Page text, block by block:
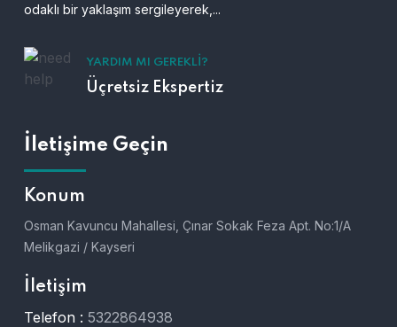
odaklı bir yaklaşım sergileyerek,...
YARDIM MI GEREKLI?
Üçretsiz Ekspertiz
İletişime Geçin
Konum
Osman Kavuncu Mahallesi, Çınar Sokak Feza Apt. No:1/A
Melikgazi / Kayseri
İletişim
Telefon : 5322864938